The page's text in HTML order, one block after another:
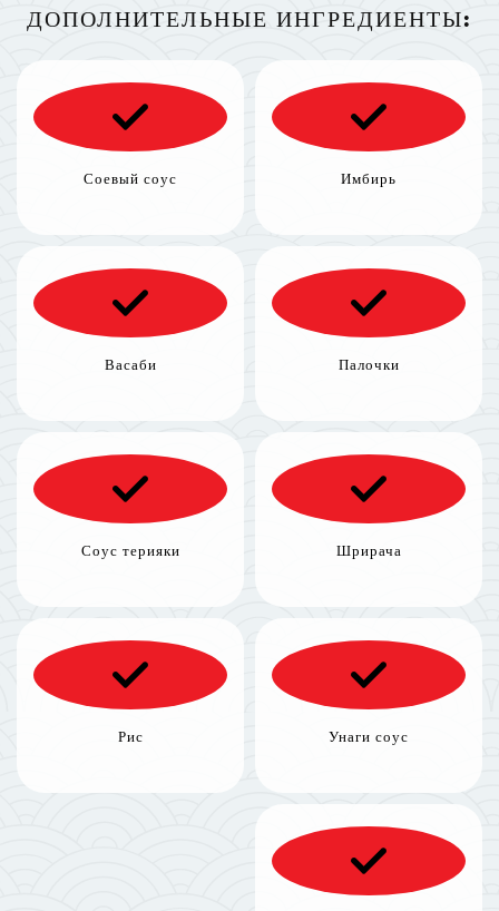
ДОПОЛНИТЕЛЬНЫЕ ИНГРЕДИЕНТЫ:
Соевый соус Имбирь
Васаби Палочки
Соус терияки Шрирача
Рис Унаги соус